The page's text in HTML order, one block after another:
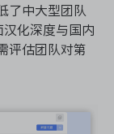
了中大型团队
汉化深度与国内
评估团队对第